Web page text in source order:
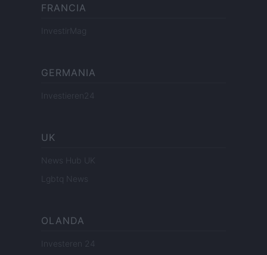
FRANCIA
InvestirMag
GERMANIA
Investieren24
UK
News Hub UK
Lgbtq News
OLANDA
Investeren 24